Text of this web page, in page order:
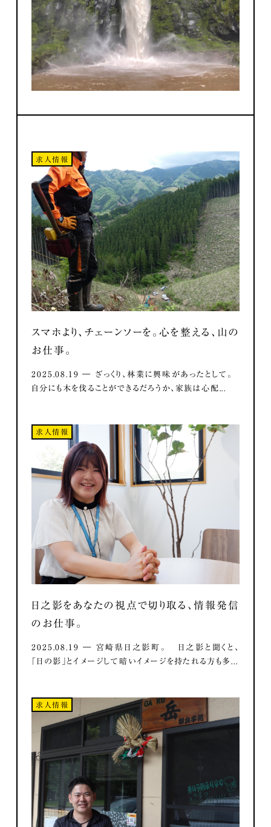
求人情報
スマホより、チェーンソーを。心を整える、山の
お仕事。
2025.08.19 ― ざっくり、林業に興味があったとして。
自分にも木を伐ることができるだろうか、家族は心配...
求人情報
日之影をあなたの視点で切り取る、情報発信
のお仕事。
2025.08.19 ― 宮崎県日之影町。 日之影と聞くと、
「日の影」とイメージして暗いイメージを持たれる方も多...
求人情報